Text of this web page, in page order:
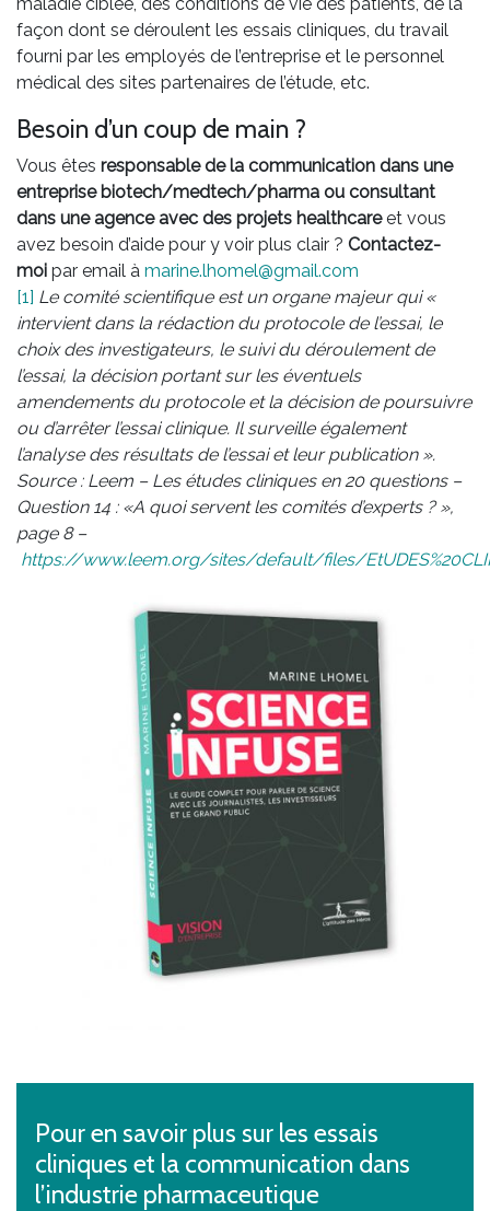
façon dont se déroulent les essais cliniques, du travail
fourni par les employés de l’entreprise et le personnel
médical des sites partenaires de l’étude, etc.
Besoin d’un coup de main ?
Vous êtes responsable de la communication dans une
entreprise biotech/medtech/pharma ou consultant
dans une agence avec des projets healthcareet vous
avez besoin d’aide pour y voir plus clair ? Contactez-
moi par email à marine.lhomel@gmail.com
[1] Le comité scientifique est un organe majeur qui «
intervient dans la rédaction du protocole de l’essai, le
choix des investigateurs, le suivi du déroulement de
l’essai, la décision portant sur les éventuels
amendements du protocole et la décision de poursuivre
ou d’arrêter l’essai clinique. Il surveille également
l’analyse des résultats de l’essai et leur publication ».
Source : Leem – Les études cliniques en 20 questions –
Question 14 : «A quoi servent les comités d’experts ? »,
page 8 –
https://www.leem.org/sites/default/files/
Pour en savoir plus sur les essais
cliniques et la communication dans
l’industrie pharmaceutique